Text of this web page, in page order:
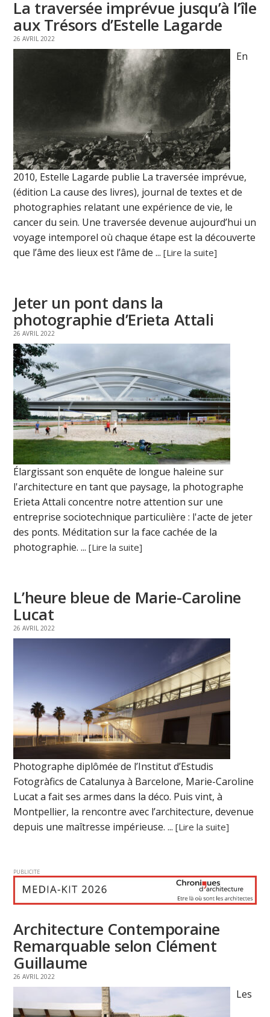
La traversée imprévue jusqu’à l’île
aux Trésors d’Estelle Lagarde
26 AVRIL 2022
En
2010, Estelle Lagarde publie La traversée imprévue,
(édition La cause des livres), journal de textes et de
photographies relatant une expérience de vie, le
cancer du sein. Une traversée devenue aujourd’hui un
voyage intemporel où chaque étape est la découverte
que l’âme des lieux est l’âme de ...[Lire la suite]
Jeter un pont dans la
photographie d’Erieta Attali
26 AVRIL 2022
Élargissant son enquête de longue haleine sur
l'architecture en tant que paysage, la photographe
Erieta Attali concentre notre attention sur une
entreprise sociotechnique particulière : l'acte de jeter
des ponts. Méditation sur la face cachée de la
photographie. ...[Lire la suite]
L’heure bleue de Marie-Caroline
Lucat
26 AVRIL 2022
Photographe diplômée de l’Institut d’Estudis
Fotogràfics de Catalunya à Barcelone, Marie-Caroline
Lucat a fait ses armes dans la déco. Puis vint, à
Montpellier, la rencontre avec l’architecture, devenue
depuis une maîtresse impérieuse. ...[Lire la suite]
PUBLICITE
Architecture Contemporaine
Remarquable selon Clément
Guillaume
26 AVRIL 2022
Les